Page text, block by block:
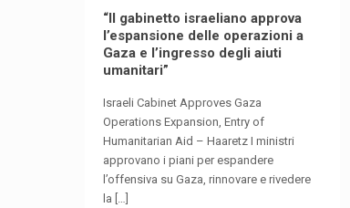
“Il gabinetto israeliano approva
l’espansione delle operazioni a
Gaza e l’ingresso degli aiuti
umanitari”
Israeli Cabinet Approves Gaza
Operations Expansion, Entry of
Humanitarian Aid – Haaretz I ministri
approvano i piani per espandere
l’offensiva su Gaza, rinnovare e rivedere
la […]